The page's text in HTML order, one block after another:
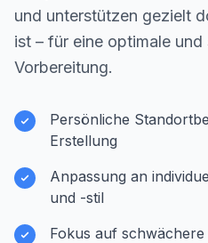
und unterstützen gezielt
ist – für eine optimale
Vorbereitung.
Persönliche
Erstellung
Anpassung an
und -stil
Fokus auf